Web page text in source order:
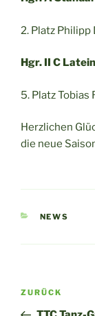
2. Platz
Hgr. II C
5. Platz
Herzlichen
die neue
NEWS
Vorheriger
Beitrag
ZURÜCK